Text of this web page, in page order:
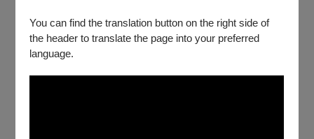
You can find the translation button on the right side of
the header to translate the page into your preferred
language.